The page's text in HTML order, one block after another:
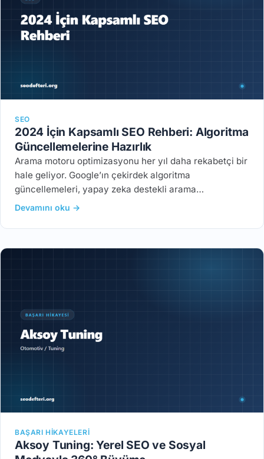
SEO
2024 İçin Kapsamlı SEO Rehberi: Algoritma
Güncellemelerine Hazırlık
Arama motoru optimizasyonu her yıl daha rekabetçi bir
hale geliyor. Google’ın çekirdek algoritma
güncellemeleri, yapay zeka destekli arama…
Devamını oku →
BAŞARI HIKAYELERI
Aksoy Tuning: Yerel SEO ve Sosyal